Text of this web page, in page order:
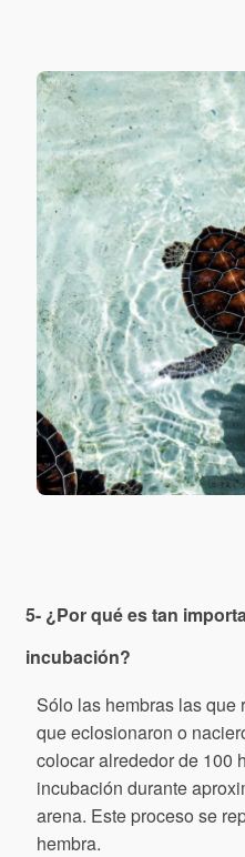
5- ¿Por qué es tan
incubación?
Sólo las hembras las que
que eclosionaron o
colocar alrededor de 100
incubación durante
arena. Este proceso se
hembra.